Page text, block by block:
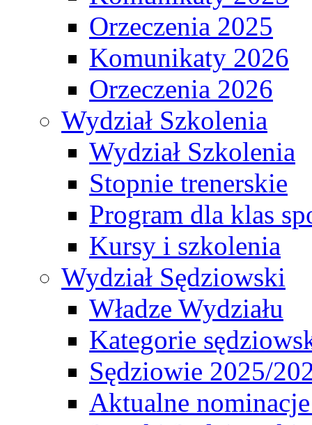
Orzeczenia 2025
Komunikaty 2026
Orzeczenia 2026
Wydział Szkolenia
Wydział Szkolenia
Stopnie trenerskie
Program dla klas
Kursy i szkolenia
Wydział Sędziowski
Władze Wydziału
Kategorie
Sędziowie 2025/
Aktualne